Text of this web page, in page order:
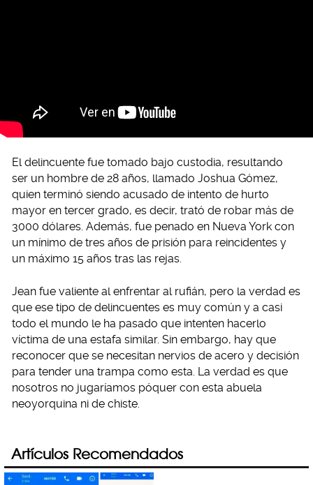
El delincuente fue tomado bajo custodia, resultando
ser un hombre de 28 años, llamado Joshua Gómez,
quien terminó siendo acusado de intento de hurto
mayor en tercer grado, es decir, trató de robar más de
3000 dólares. Además, fue penado en Nueva York con
un mínimo de tres años de prisión para reincidentes y
un máximo 15 años tras las rejas.
Jean fue valiente al enfrentar al rufián, pero la verdad es
que ese tipo de delincuentes es muy común y a casi
todo el mundo le ha pasado que intenten hacerlo
víctima de una estafa similar. Sin embargo, hay que
reconocer que se necesitan nervios de acero y decisión
para tender una trampa como esta. La verdad es que
nosotros no jugaríamos póquer con esta abuela
neoyorquina ni de chiste.
Artículos Recomendados